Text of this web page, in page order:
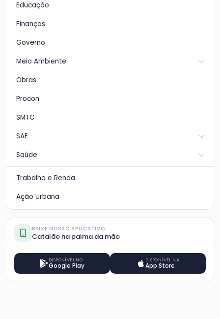
Educação
Finanças
Governo
Meio Ambiente
Obras
Procon
SMTC
SAE
Saúde
Trabalho e Renda
Ação Urbana
BAIXE NOSSO APLICATIVO
Catalão na palma da mão
DISPONÍVEL NO
Google Play
DISPONÍVEL NA
App Store